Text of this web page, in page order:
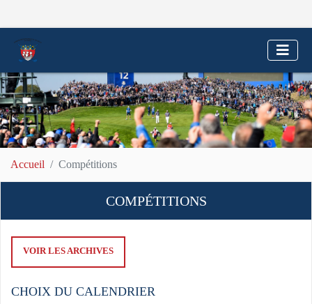
Accueil Compétitions
COMPÉTITIONS
VOIR LES ARCHIVES
CHOIX DU CALENDRIER